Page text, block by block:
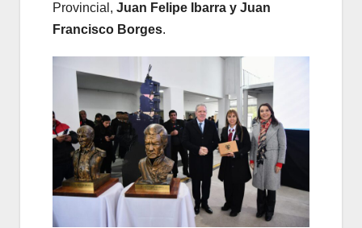
Provincial, Juan Felipe Ibarra y Juan
Francisco Borges.